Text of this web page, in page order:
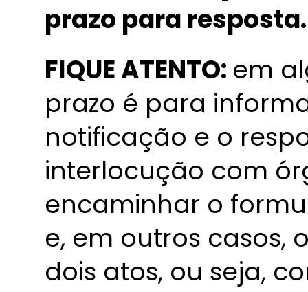
prazo para resposta.
FIQUE ATENTO: em
prazo é para
notificação e o
interlocução com
encaminhar o
e, em outros casos,
dois atos, ou seja,